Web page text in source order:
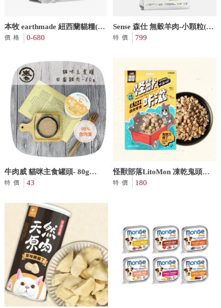
本牧 earthmade 紐西蘭貓糧(太
平洋鯖魚)
價格 0-680
Sense 森仕 無穀羊肉-小顆粒(成
犬配方)2KG
特價 799
牛肉威 貓咪主食罐頭- 80g
MIT製造
特價 43
怪獸部落LitoMon 凍乾鬼頭刀
雞丁 30G
特價 180